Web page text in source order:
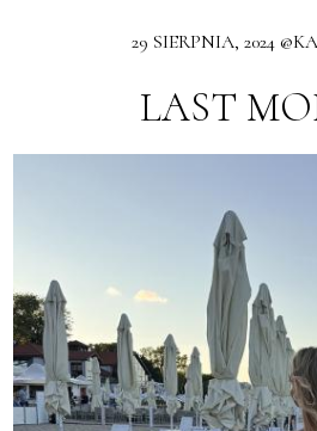
29 SIERPNIA, 2024
LAST